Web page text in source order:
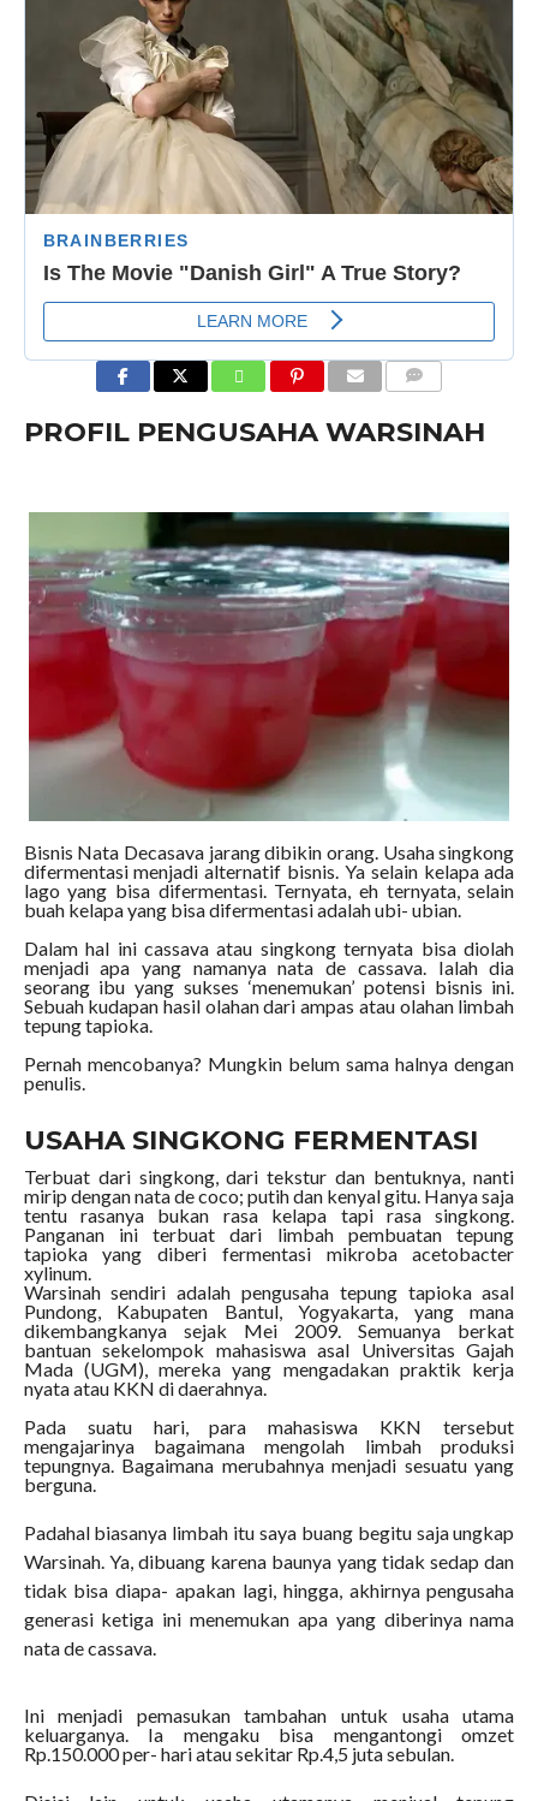
PROFIL PENGUSAHA WARSINAH
Bisnis Nata Decasava jarang dibikin orang. Usaha singkong
difermentasi menjadi alternatif bisnis. Ya selain kelapa ada
lago yang bisa difermentasi. Ternyata, eh ternyata, selain
buah kelapa yang bisa difermentasi adalah ubi- ubian.
Dalam hal ini cassava atau singkong ternyata bisa diolah
menjadi apa yang namanya nata de cassava. Ialah dia
seorang ibu yang sukses ‘menemukan’ potensi bisnis ini.
Sebuah kudapan hasil olahan dari ampas atau olahan limbah
tepung tapioka.
Pernah mencobanya? Mungkin belum sama halnya dengan
penulis.
USAHA SINGKONG FERMENTASI
Terbuat dari singkong, dari tekstur dan bentuknya, nanti
mirip dengan nata de coco; putih dan kenyal gitu. Hanya saja
tentu rasanya bukan rasa kelapa tapi rasa singkong.
Panganan ini terbuat dari limbah pembuatan tepung
tapioka yang diberi fermentasi mikroba acetobacter
xylinum.
Warsinah sendiri adalah pengusaha tepung tapioka asal
Pundong, Kabupaten Bantul, Yogyakarta, yang mana
dikembangkanya sejak Mei 2009. Semuanya berkat
bantuan sekelompok mahasiswa asal Universitas Gajah
Mada (UGM), mereka yang mengadakan praktik kerja
nyata atau KKN di daerahnya.
Pada suatu hari, para mahasiswa KKN tersebut
mengajarinya bagaimana mengolah limbah produksi
tepungnya. Bagaimana merubahnya menjadi sesuatu yang
berguna.
Padahal biasanya limbah itu saya buang begitu saja ungkap
Warsinah. Ya, dibuang karena baunya yang tidak sedap dan
tidak bisa diapa- apakan lagi, hingga, akhirnya pengusaha
generasi ketiga ini menemukan apa yang diberinya nama
nata de cassava.
Ini menjadi pemasukan tambahan untuk usaha utama
keluarganya. Ia mengaku bisa mengantongi omzet
Rp.150.000 per- hari atau sekitar Rp.4,5 juta sebulan.